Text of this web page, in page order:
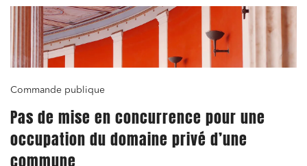
Commande publique
Pas de mise en concurrence pour une
occupation du domaine privé d’une
commune